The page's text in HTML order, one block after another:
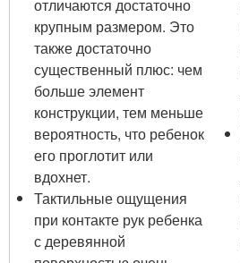
отличаются достаточно
крупным размером. Это
также достаточно
существенный плюс: чем
больше элемент
конструкции, тем меньше
вероятность, что ребенок
его проглотит или
вдохнет.
Тактильные ощущения
при контакте рук ребенка
с деревянной